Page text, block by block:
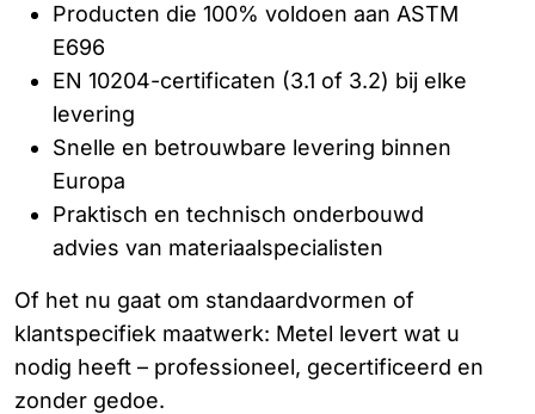
Producten die 100% voldoen aan ASTM
E696
EN 10204-certificaten (3.1 of 3.2) bij elke
levering
Snelle en betrouwbare levering binnen
Europa
Praktisch en technisch onderbouwd
advies van materiaalspecialisten
Of het nu gaat om standaardvormen of
klantspecifiek maatwerk: Metel levert wat u
nodig heeft – professioneel, gecertificeerd en
zonder gedoe.